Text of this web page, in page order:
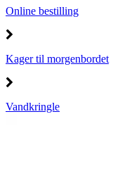
Online bestilling
Kager til morgenbordet
Vandkringle